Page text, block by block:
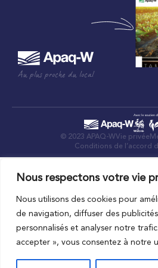
Nous respectons votre vie
Nous utilisons des cookies pour
de navigation, diffuser des
personnalisés et analyser notre
accepter », vous consentez à notre
Au plus proche du local
© 2023 APAQ-WVie privée
Conditions de l’accord